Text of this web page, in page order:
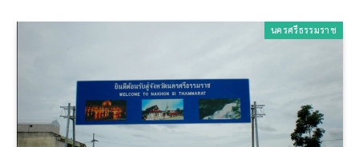
นครศรีธรรมราช